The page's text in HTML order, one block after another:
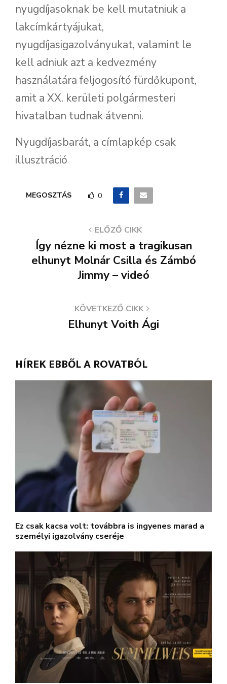
nyugdíjasoknak be kell mutatniuk a
lakcímkártyájukat,
nyugdíjasigazolványukat, valamint le
kell adniuk azt a kedvezmény
használatára feljogosító fürdőkupont,
amit a XX. kerületi polgármesteri
hivatalban tudnak átvenni.
Nyugdíjasbarát, a címlapkép csak
illusztráció
MEGOSZTÁS 0
ELŐZŐ CIKK
Így nézne ki most a tragikusan
elhunyt Molnár Csilla és Zámbó
Jimmy – videó
KÖVETKEZŐ CIKK
Elhunyt Voith Ági
HÍREK EBBŐL A ROVATBÓL
Ez csak kacsa volt: továbbra is ingyenes marad a
személyi igazolvány cseréje